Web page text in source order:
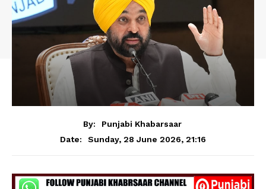
By:
Punjabi Khabarsaar
Date:
Sunday, 28 June 2026, 21:16